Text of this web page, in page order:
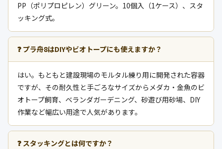
PP（ポリプロピレン）グリーン。10個入（1ケース）、スタ
ッキング式。
❓ プラ舟8はDIYやビオトープにも使えますか？
はい。もともと建設現場のモルタル練り用に開発された容器
ですが、その耐久性と手ごろなサイズからメダカ・金魚のビ
オトープ飼育、ベランダガーデニング、砂遊び用砂場、DIY
作業など幅広い用途で人気があります。
❓ スタッキングとは何ですか？